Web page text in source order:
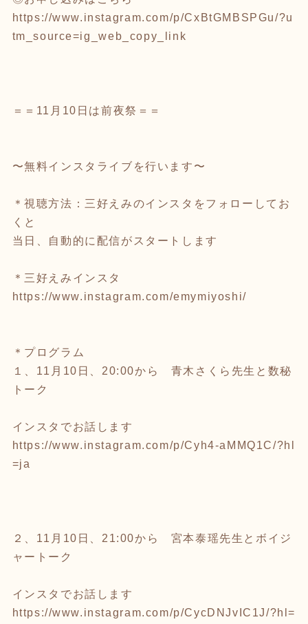
https://www.instagram.com/p/CxBtGMBSPGu/?u
tm_source=ig_web_copy_link
＝＝11月10日は前夜祭＝＝
〜無料インスタライブを行います〜
＊視聴方法：三好えみのインスタをフォローしてお
くと
当日、自動的に配信がスタートします
＊三好えみインスタ
https://www.instagram.com/emymiyoshi/
＊プログラム
１、11月10日、20:00から 青木さくら先生と数秘
トーク
インスタでお話します
https://www.instagram.com/p/Cyh4-aMMQ1C/?hl
=ja
２、11月10日、21:00から 宮本泰瑶先生とボイジ
ャートーク
インスタでお話します
https://www.instagram.com/p/CycDNJvIC1J/?hl=